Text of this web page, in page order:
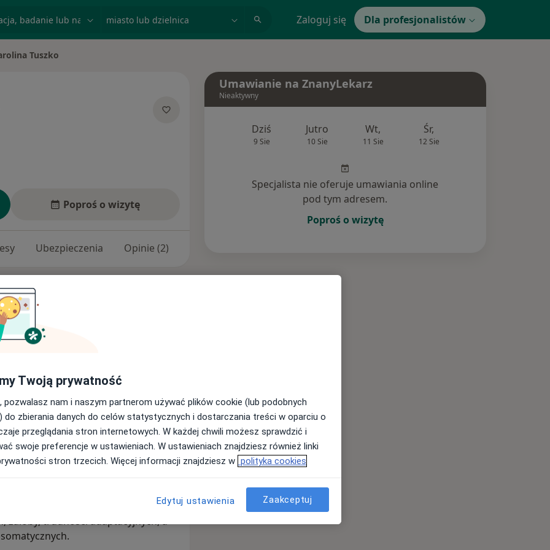
Zaloguj się Dla profesjonalistów
Tuszko
Poproś o wizytę
Ubezpieczenia Opinie (2)
absolwentką Uniwersytetu SWPS w
integracyjno-
szkoleniu w Szkole
swoje umiejętności w zakresie
w ramach studiów
jest dla mnie świadomą decyzją i
dlatego regularnie uczestniczę
oferowana przeze mnie pomoc była
do indywidualnych potrzeb.
w Domu Opieki Rezydencja Ostoya
Fundacji Twarze
Pracowałam z osobami
żałoby, trudności adaptacyjnych, a
Umawianie na ZnanyLekarz
Nieaktywny
Dziś
9 Sie
Jutro
10 Sie
Wt,
11 Sie
Śr,
12 Sie
Specjalista nie oferuje umawiania online
pod tym adresem.
Poproś o wizytę
Twoją prywatność
pozwalasz nam i naszym partnerom używać plików cookie (lub podobnych
do zbierania danych do celów statystycznych i dostarczania treści w oparciu o
przeglądania stron internetowych. W każdej chwili możesz sprawdzić i
swoje preferencje w ustawieniach. W ustawieniach znajdziesz również linki
stron trzecich. Więcej informacji znajdziesz w polityka cookies
Edytuj ustawienia Zaakceptuj